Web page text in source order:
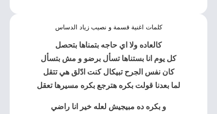
كلمات اغنية قسمة و نصيب زياد الدساس
كالعاده ولا اي حاجه بتمناها بتحصل
كل يوم انا بستناها تسأل برضو و مش بتسأل
كان نفس الجرح تبيكال كنت ادّلق هي تتقل
لما بعدنا قولت بكره هترجع بكره مسيرها تعقل
و بكره ده مبيجيش لعله خير انا راضي